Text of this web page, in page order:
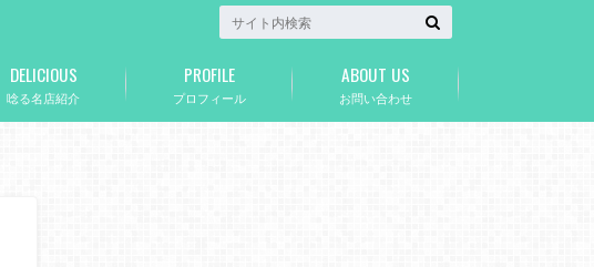
唸る名店紹介
DELICIOUS
プロフィール
PROFILE
お問い合わせ
ABOUT US